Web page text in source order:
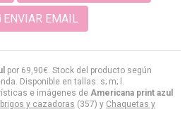
por 69,90€ . Stock del producto según
Disponible en tallas: s; m; l.
e imágenes de Americana print azul
y cazadoras (357) y Chaquetas y
ENVIAR EMAIL